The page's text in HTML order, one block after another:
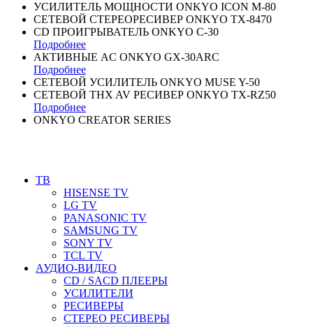
УСИЛИТЕЛЬ МОЩНОСТИ ONKYO ICON M-80
СЕТЕВОЙ СТЕРЕОРЕСИВЕР ONKYO TX-8470
CD ПРОИГРЫВАТЕЛЬ ONKYO C-30
Подробнее
AКТИВНЫЕ AC ONKYO GX-30ARC
Подробнее
СЕТЕВОЙ УСИЛИТЕЛЬ ONKYO MUSE Y-50
СЕТЕВОЙ THX AV РЕСИВЕР ONKYO TX-RZ50
Подробнее
ONKYO CREATOR SERIES
ТВ
HISENSE TV
LG TV
PANASONIC TV
SAMSUNG TV
SONY TV
TCL TV
АУДИО-ВИДЕО
CD / SACD ПЛЕЕРЫ
УСИЛИТЕЛИ
РЕСИВЕРЫ
СТЕРЕО РЕСИВЕРЫ